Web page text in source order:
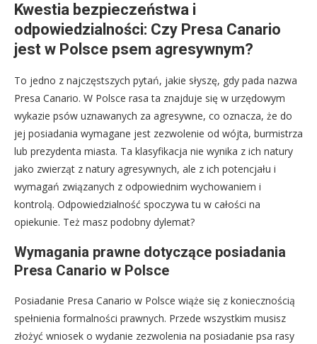
Kwestia bezpieczeństwa i
odpowiedzialności: Czy Presa Canario
jest w Polsce psem agresywnym?
To jedno z najczęstszych pytań, jakie słyszę, gdy pada nazwa
Presa Canario. W Polsce rasa ta znajduje się w urzędowym
wykazie psów uznawanych za agresywne, co oznacza, że do
jej posiadania wymagane jest zezwolenie od wójta, burmistrza
lub prezydenta miasta. Ta klasyfikacja nie wynika z ich natury
jako zwierząt z natury agresywnych, ale z ich potencjału i
wymagań związanych z odpowiednim wychowaniem i
kontrolą. Odpowiedzialność spoczywa tu w całości na
opiekunie. Też masz podobny dylemat?
Wymagania prawne dotyczące posiadania
Presa Canario w Polsce
Posiadanie Presa Canario w Polsce wiąże się z koniecznością
spełnienia formalności prawnych. Przede wszystkim musisz
złożyć wniosek o wydanie zezwolenia na posiadanie psa rasy